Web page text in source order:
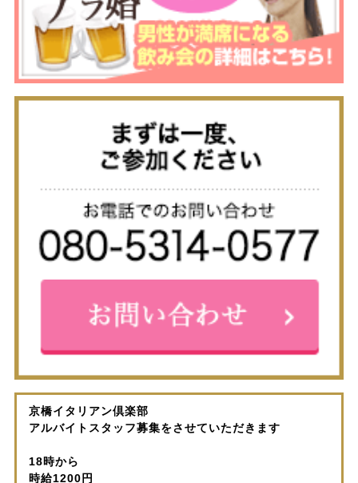
京橋イタリアン倶楽部
アルバイトスタッフ募集をさせていただきます
18時から
時給1200円